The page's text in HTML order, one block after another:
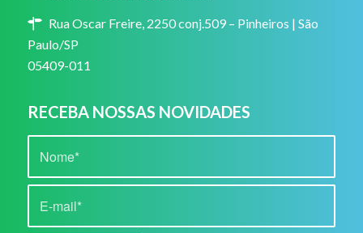
Rua Oscar Freire, 2250 conj.509 – Pinheiros | São
Paulo/SP
05409-011
RECEBA NOSSAS NOVIDADES